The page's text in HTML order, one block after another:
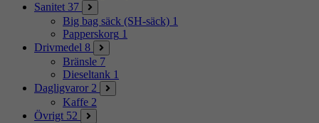
Sanitet 37
Big bag säck (SH-säck) 1
Papperskorg 1
Drivmedel 8
Bränsle 7
Dieseltank 1
Dagligvaror 2
Kaffe 2
Övrigt 52